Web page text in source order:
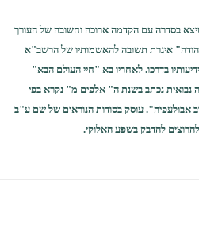
בסדרה עם הקדמה ארוכה וחשובה של העורך
איגרת תשובה להאשמותיו של הרשב"א
בדרכו. לאחריו בא "חיי העולם הבא"
נבואית נכתב בשנת ה" אלפים מ" נקרא בפי
אבולעפיה". עוסק בסודות הנוראים של שם ע"ב
להדבק בשפע האלוקי.